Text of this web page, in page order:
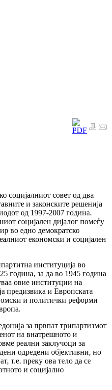
социјалниот совет од два
и законските решенија
од 1997-2007 година.
социјален дијалог помеѓу
во едно демократско
економски и социјален
институција во
година, за да во 1945 година
овие институции на
предизвика и Европската
и политички реформи
за првпат трипартизмот
на внатрешното и
реални заклучоци за
одредени објективни, но
т.е. преку ова тело да се
и социјално